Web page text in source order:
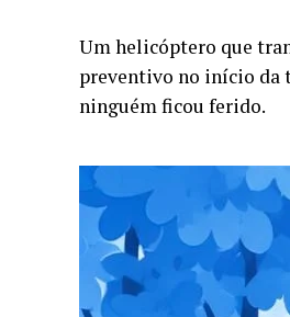
Um helicóptero que
preventivo no início da
ninguém ficou ferido.